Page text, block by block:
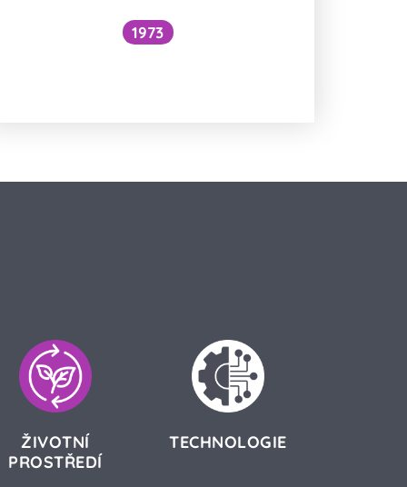
1973
ŽIVOTNÍ
PROSTŘEDÍ
TECHNOLOGIE